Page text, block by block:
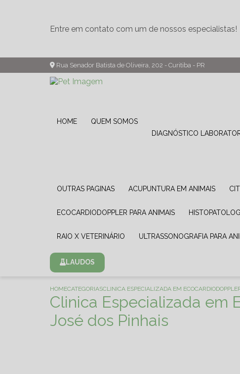
Entre em contato com um de nossos especialistas!
Rua Senador Batista de Oliveira, 202 - Curitiba - PR
HOME QUEM SOMOS
DIAGNÓSTICO
OUTRAS PAGINAS ACUPUNTURA EM ANIMAIS
ECOCARDIODOPPLER PARA ANIMAIS
RAIO X VETERINÁRIO ULTRASSONOGRAFIA PARA
LAUDOS
HOMECATEGORIASCLINICA ESPECIALIZADA EM
Clinica Especializada em
José dos Pinhais